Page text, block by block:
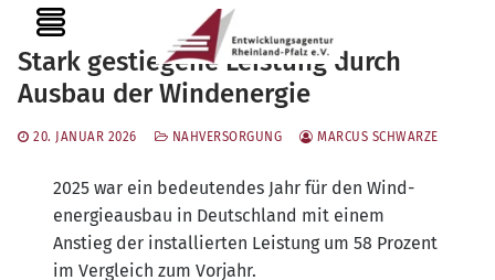
Inhalt
springen
Stark gestiegene Leistung durch
Ausbau der Windenergie
20. JANUAR 2026 NAHVERSORGUNG MARCUS SCHWARZE
2025 war ein bedeu­ten­des Jahr für den Wind­
ener­gie­aus­bau in Deutsch­land mit einem
Anstieg der instal­lier­ten Leis­tung um 58 Pro­zent
im Ver­gleich zum Vorjahr.